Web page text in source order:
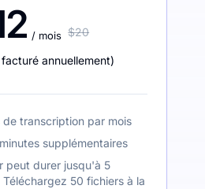
/ mois $20
facturé annuellement)
transcription par mois
supplémentaires
peut durer jusqu'à 5
Téléchargez 50 fichiers à la